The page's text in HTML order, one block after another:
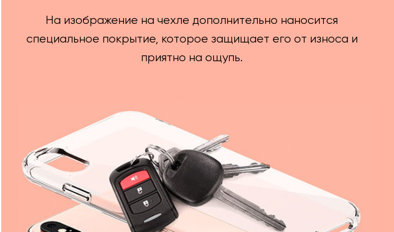
На изображение на чехле дополнительно наносится
специальное покрытие, которое защищает его от износа и
приятно на ощупь.